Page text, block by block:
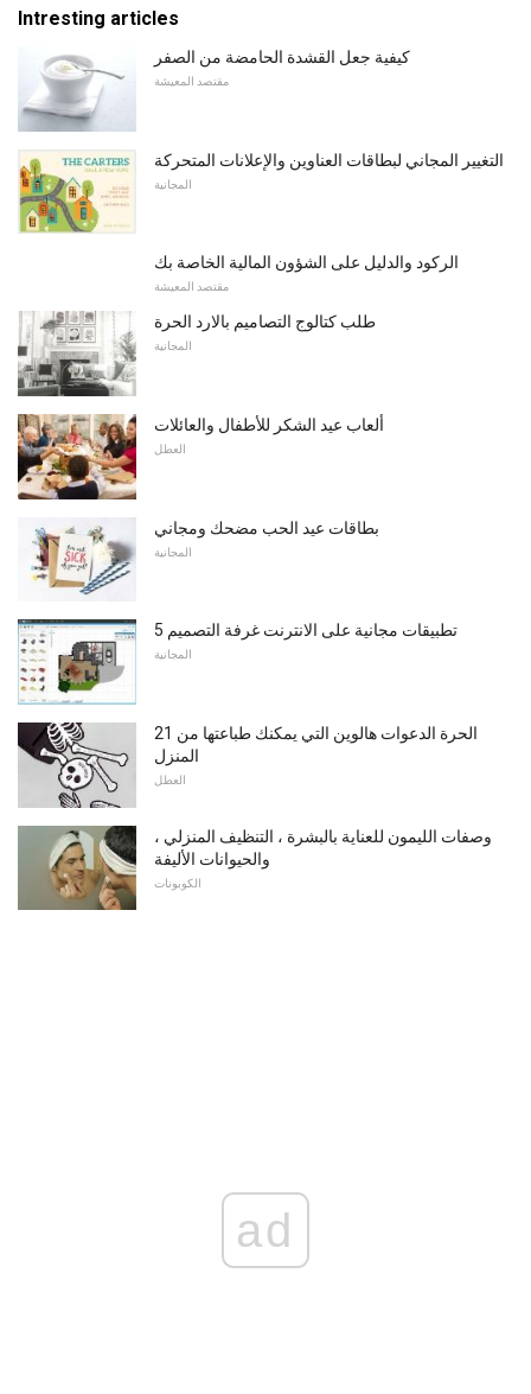
Intresting articles
كيفية جعل القشدة الحامضة من الصفر
مقتصد المعيشة
التغيير المجاني لبطاقات العناوين والإعلانات المتحركة
المجانية
الركود والدليل على الشؤون المالية الخاصة بك
مقتصد المعيشة
طلب كتالوج التصاميم بالارد الحرة
المجانية
ألعاب عيد الشكر للأطفال والعائلات
العطل
بطاقات عيد الحب مضحك ومجاني
المجانية
5 تطبيقات مجانية على الانترنت غرفة التصميم
المجانية
21 الحرة الدعوات هالوين التي يمكنك طباعتها من
المنزل
العطل
وصفات الليمون للعناية بالبشرة ، التنظيف المنزلي ،
والحيوانات الأليفة
الكوبونات
ad